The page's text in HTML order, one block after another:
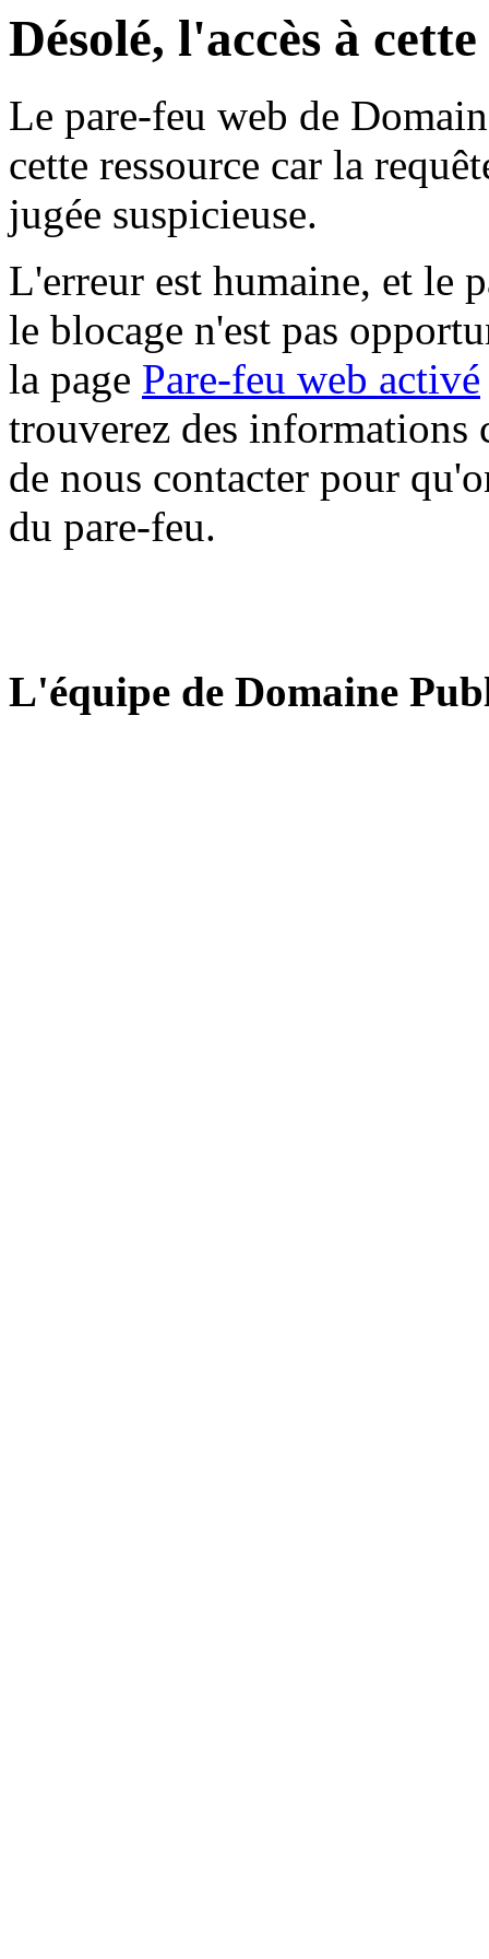
Désolé, l'accès à
Le pare-feu web de
cette ressource car la
jugée suspicieuse.
L'erreur est humaine, et le
le blocage n'est pas
la page Pare-feu web activé
trouverez des informations
de nous contacter pour
du pare-feu.
L'équipe de Domaine